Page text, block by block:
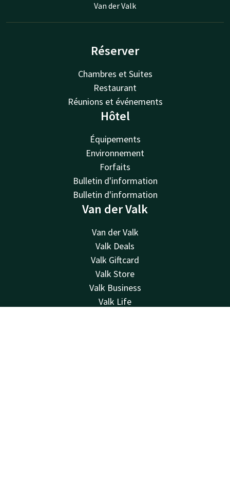
Van der Valk
Réserver
Chambres et Suites
Restaurant
Réunions et événements
Hôtel
Équipements
Environnement
Forfaits
Bulletin d'information
Bulletin d'information
Van der Valk
Van der Valk
Valk Deals
Valk Giftcard
Valk Store
Valk Business
Valk Life